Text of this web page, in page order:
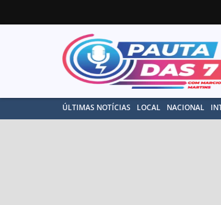
ÚLTIMAS NOTÍCIAS LOCAL NACIONAL